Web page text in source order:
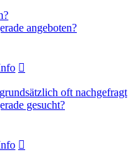
angeboten?
oft nachgefragt
gesucht?